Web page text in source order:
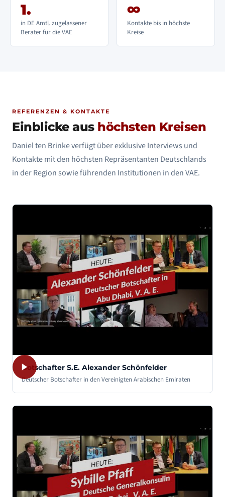
1.
in DE Amtl. zugelassener
Berater für die VAE
∞
Kontakte bis in höchste
Kreise
REFERENZEN & KONTAKTE
Einblicke aus höchsten Kreisen
Daniel ten Brinke verfügt über exklusive Interviews und
Kontakte mit den höchsten Repräsentanten Deutschlands
in der Region sowie führenden Institutionen in den VAE.
Botschafter S.E. Alexander Schönfelder
Deutscher Botschafter in den Vereinigten Arabischen Emiraten